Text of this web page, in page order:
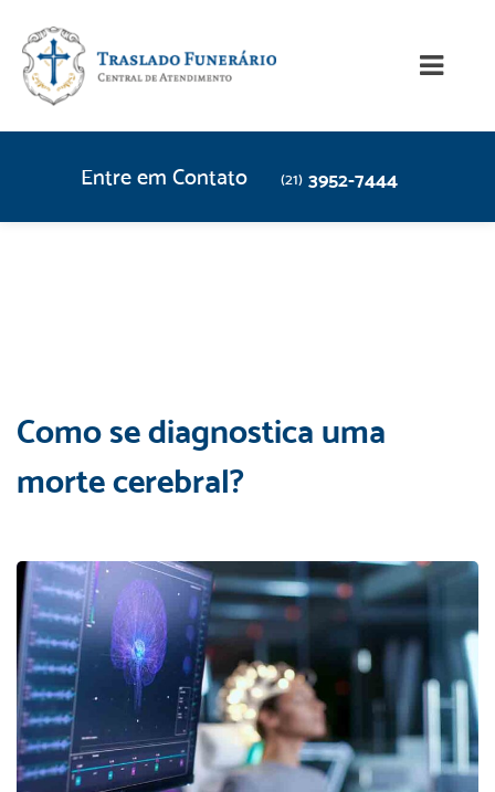
Entre em Contato (21) 3952-7444
Como se diagnostica uma
morte cerebral?